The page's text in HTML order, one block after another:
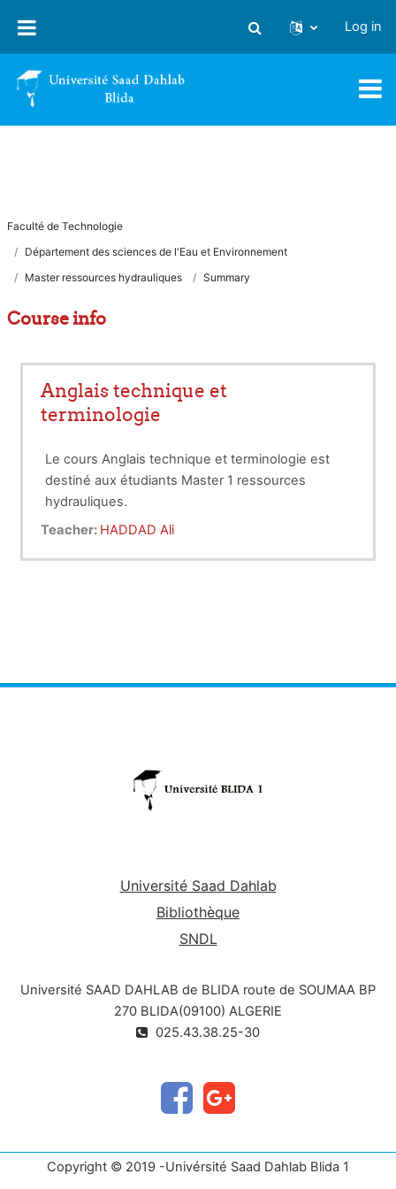
Toggle search input
Log in
Faculté de Technologie
Département des sciences de l'Eau et Environnement
Master ressources hydrauliques
Summary
Course info
Anglais technique et
terminologie
Le cours Anglais technique et terminologie est
destiné aux étudiants Master 1 ressources
hydrauliques.
Les objectifs de ce cours sont:
l'anglais technique
dans le domaine des ressources hydrauliques
Teacher: HADDAD Ali
Université Saad Dahlab
Bibliothèque
SNDL
Université SAAD DAHLAB de BLIDA route de SOUMAA BP
270 BLIDA(09100) ALGERIE
025.43.38.25-30
Copyright © 2019 -Univérsité Saad Dahlab Blida 1